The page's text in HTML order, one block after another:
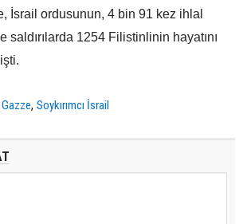
İsrail ordusunun, 4 bin 91 kez ihlal
saldırılarda 1254 Filistinlinin hayatını
Gazze,Soykırımcı İsrail